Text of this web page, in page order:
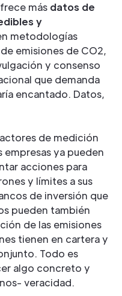
más datos de
y
metodologías
emisiones de CO2,
y consenso
que demanda
encantado. Datos,
de medición
ya pueden
acciones para
y límites a sus
de inversión que
pueden también
de las emisiones
tienen en cartera y
Todo es
algo concreto y
veracidad.